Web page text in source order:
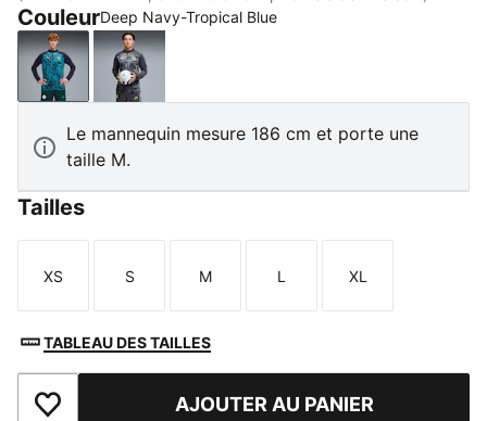
CouleurDeep Navy-Tropical Blue
Deep Navy-Tropical Blue
Galactic Gray-Pro Green
Le mannequin mesure 186 cm et porte une
taille M.
Tailles
Taille
XS
Taille
S
Taille
M
Taille
L
Taille
XL
TABLEAU DES TAILLES
Ajouter aux favorisAJOUTER AU PANIER